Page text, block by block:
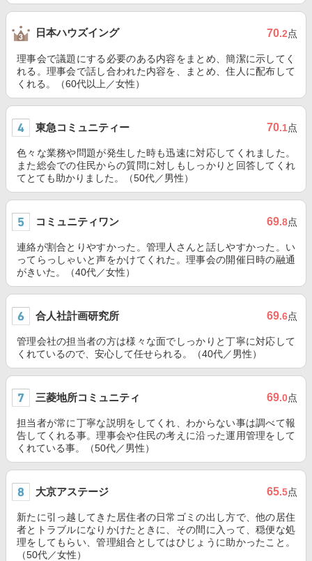
日本ハウズイング 70.2点
理事会で議題にする必要のある内容をまとめ、簡潔に示してく
れる。理事会で話し合われた内容を、まとめ、住人に配布して
くれる。（60代以上／女性）
東急コミュニティー 70.1点
色々な業務や問題が発生した時も迅速に対応してくれました。
また総会での住民からの質問に対しもしっかりと回答してくれ
てとても助かりました。（50代／男性）
コミュニティワン 69.8点
連絡が割合とりやすかった。管理人さんと話しやすかった。い
ってらっしゃいと声をかけてくれた。理事会の開催日時の融通
がきいた。（40代／女性）
合人社計画研究所 69.6点
管理会社の担当者の方は様々な面でしっかりと丁寧に対応して
くれているので、安心して任せられる。（40代／男性）
三菱地所コミュニティ 69.0点
担当者が常に丁寧な説明をしてくれ、わからない事は調べて報
告してくれる事。理事会や住民の考えに沿った運用管理をして
くれている事。（50代／男性）
大京アステージ 65.5点
新たに引っ越してきた居住者の日常ゴミの出し方で、他の居住
者とトラブルになりかけたときに、その間に入って、穏便な処
理をしてもらい、管理組合としてはひじょうに助かったこと。
（50代／女性）